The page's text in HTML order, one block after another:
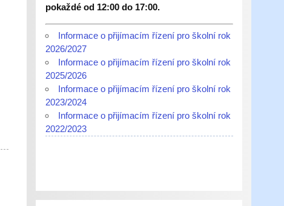
pokaždé od 12:00 do 17:00.
Informace o přijímacím řízení pro školní rok
2026/2027
Informace o přijímacím řízení pro školní rok
2025/2026
Informace o přijímacím řízení pro školní rok
2023/2024
Informace o přijímacím řízení pro školní rok
2022/2023